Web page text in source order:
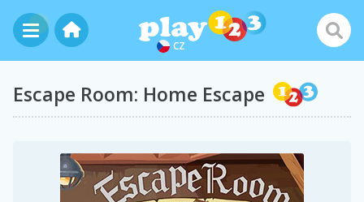
CZ
Escape Room: Home Escape